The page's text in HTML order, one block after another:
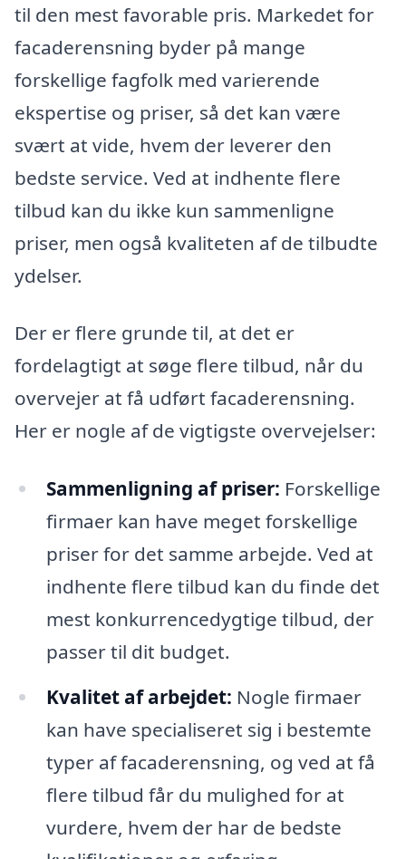
til den mest favorable pris. Markedet for
facaderensning byder på mange
forskellige fagfolk med varierende
ekspertise og priser, så det kan være
svært at vide, hvem der leverer den
bedste service. Ved at indhente flere
tilbud kan du ikke kun sammenligne
priser, men også kvaliteten af de tilbudte
ydelser.
Der er flere grunde til, at det er
fordelagtigt at søge flere tilbud, når du
overvejer at få udført facaderensning.
Her er nogle af de vigtigste overvejelser:
Sammenligning af priser: Forskellige
firmaer kan have meget forskellige
priser for det samme arbejde. Ved at
indhente flere tilbud kan du finde det
mest konkurrencedygtige tilbud, der
passer til dit budget.
Kvalitet af arbejdet: Nogle firmaer
kan have specialiseret sig i bestemte
typer af facaderensning, og ved at få
flere tilbud får du mulighed for at
vurdere, hvem der har de bedste